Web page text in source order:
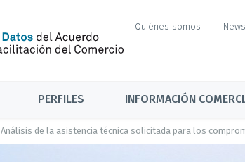
Quiénes somos
PERFILES INFORMACIÓN
Análisis de la asistencia técnica solicitada para los